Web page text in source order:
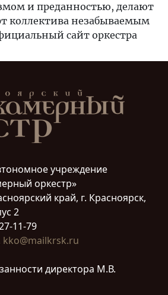
и преданностью, делают
коллектива незабываемым
сайт оркестра
учреждение
оркестр»
край, г. Красноярск,
2
11-79
kko@mailkrsk.ru
директора М.В.